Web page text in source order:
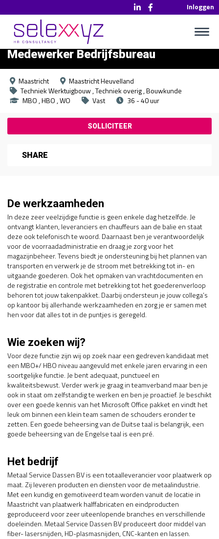
Inloggen
Medewerker Bedrijfsbureau
Maastricht
Maastricht Heuvelland
Techniek Werktuigbouw Techniek overig Bouwkunde
MBO HBO WO Vast 36 - 40 uur
SHARE
De werkzaamheden
In deze zeer veelzijdige functie is geen enkele dag hetzelfde. Je
ontvangt klanten, leveranciers en chauffeurs aan de balie en staat
deze ook telefonisch te woord. Daarnaast ben je verantwoordelijk
voor de voorraadadministratie en draag je zorg voor het
magazijnbeheer. Tevens biedt je ondersteuning bij het plannen van
transporten en verwerk je de stroom met betrekking tot in- en
uitgaande goederen. Ook het opmaken van vrachtdocumenten en
de registratie en controle met betrekking tot het goederenverloop
behoren tot jouw takenpakket. Daarbij ondersteun je jouw collega’s
op kantoor bij allerhande werkzaamheden en zorg je er samen met
hen voor dat alles tot in de puntjes is geregeld.
Wie zoeken wij?
Voor deze functie zijn wij op zoek naar een gedreven kandidaat met
een MBO+/ HBO niveau aangevuld met enkele jaren ervaring in een
soortgelijke functie. Je bent adequaat, punctueel en
kwaliteitsbewust. Verder werk je graag in teamverband maar ben je
ook in staat om zelfstandig te werken en ben je proactief. Je beschikt
over een goede kennis van het Microsoft Office pakket en vindt het
leuk om binnen een klein team samen de schouders eronder te
zetten. Een goede beheersing van de Duitse taal is belangrijk, een
goede beheersing van de Engelse taal is een pré.
Het bedrijf
Metaal Service Dassen BV is een totaalleverancier voor plaatwerk op
maat. Zij leveren producten en diensten voor de metaalindustrie.
Met een kundig en gemotiveerd team worden vanuit de locatie in
Maastricht van plaatwerk halffabricaten en eindproducten
geproduceerd voor zeer uiteenlopende branches en verschillende
doeleinden. Metaal Service Dassen BV produceert door middel van
fiber- lasersnijden, HD-plasmasnijden, CNC-kanten en lassen.